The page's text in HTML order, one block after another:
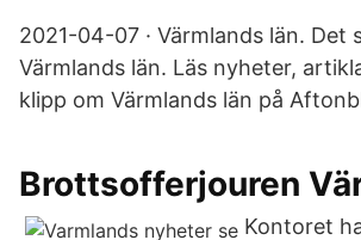
2021-04-07 · Värmlands län. Det
Värmlands län. Läs nyheter,
klipp om Värmlands län på
Brottsofferjouren
Kontoret